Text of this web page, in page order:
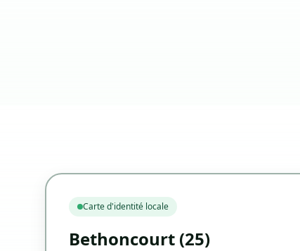
Carte d'identité locale
Bethoncourt (25)